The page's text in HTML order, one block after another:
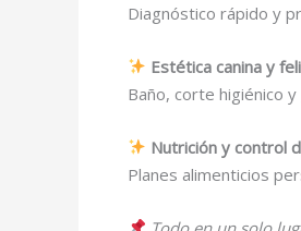
Diagnóstico rápido y
Estética canina y
Baño, corte higiénico
Nutrición y control
Planes alimenticios